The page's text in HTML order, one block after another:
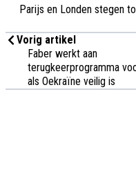
Parijs en Londen stegen
Vorig artikel
Faber werkt aan
terugkeerprogramma
als Oekraïne veilig is